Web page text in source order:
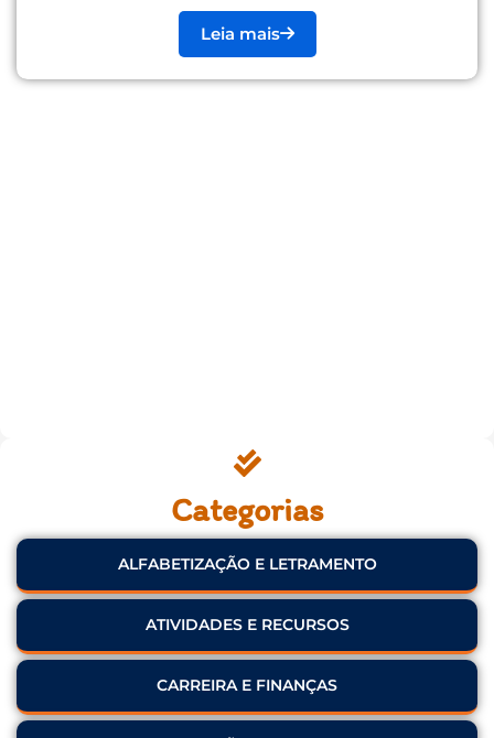
Leia mais
Categorias
ALFABETIZAÇÃO E LETRAMENTO
ATIVIDADES E RECURSOS
CARREIRA E FINANÇAS